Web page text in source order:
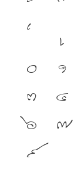
เ
๐
๑
๓
๔
๖
๗
๙